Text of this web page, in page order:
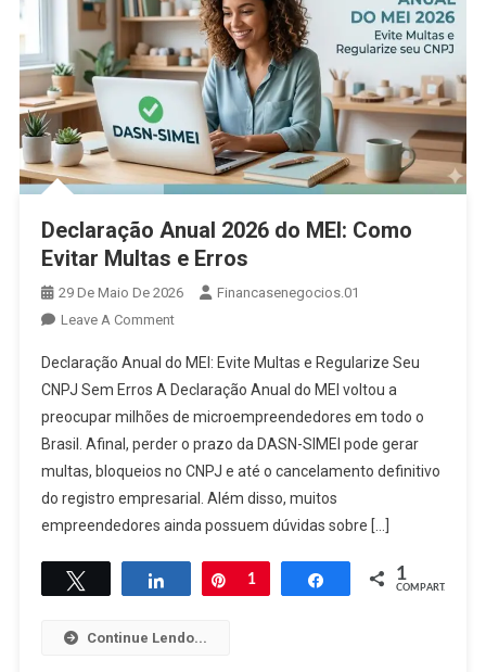
Declaração Anual 2026 do MEI: Como
Evitar Multas e Erros
29 De Maio De 2026
Financasenegocios.01
Leave A CommentOn
Anual
2026
Do
MEI:
Como
Evitar
Multas
Erros
Declaração Anual do MEI: Evite Multas e Regularize Seu
CNPJ Sem Erros A Declaração Anual do MEI voltou a
preocupar milhões de microempreendedores em todo o
Brasil. Afinal, perder o prazo da DASN-SIMEI pode gerar
multas, bloqueios no CNPJ e até o cancelamento definitivo
do registro empresarial. Além disso, muitos
empreendedores ainda possuem dúvidas sobre […]
Compartilhar
Pin
1 Compartilhar
1
COMPART.
Continue Lendo...